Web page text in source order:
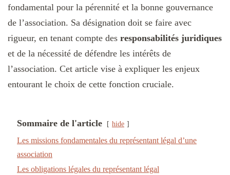
fondamental pour la pérennité et la bonne gouvernance
de l’association. Sa désignation doit se faire avec
rigueur, en tenant compte des responsabilités juridiques
et de la nécessité de défendre les intérêts de
l’association. Cet article vise à expliquer les enjeux
entourant le choix de cette fonction cruciale.
Sommaire de l'article hide
Les missions fondamentales du représentant légal d’une
association
Les obligations légales du représentant légal